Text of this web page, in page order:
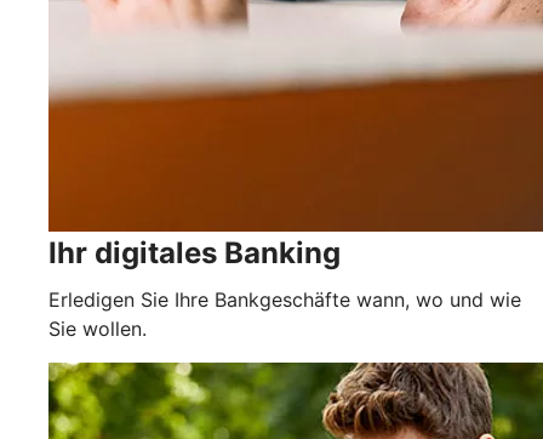
Ihr digitales Banking
Erledigen Sie Ihre Bankgeschäfte wann, wo und wie
Sie wollen.